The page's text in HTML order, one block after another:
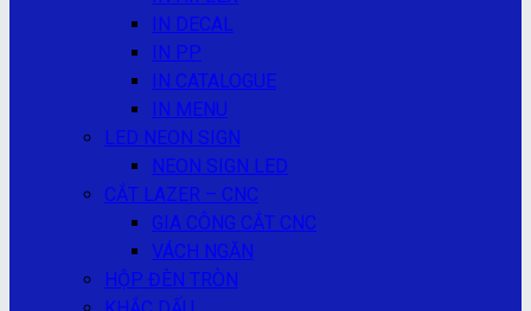
IN DECAL
IN PP
IN CATALOGUE
IN MENU
LED NEON SIGN
NEON SIGN LED
CẮT LAZER – CNC
GIA CÔNG CẮT CNC
VÁCH NGĂN
HỘP ĐÈN TRÒN